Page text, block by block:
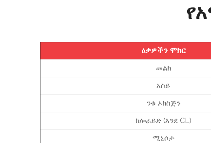
ዕቃዎችን ሞክር
መልክ
አስይ
ንቁ ኦክስጅን
ክሎራይድ (እንደ CL)
ሚኒሶታ